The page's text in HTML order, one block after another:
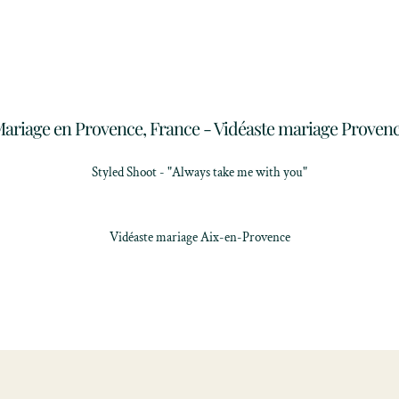
en Provence, France - Vidéaste mariage
Styled Shoot - "Always take me with you"
Vidéaste mariage Aix-en-Provence